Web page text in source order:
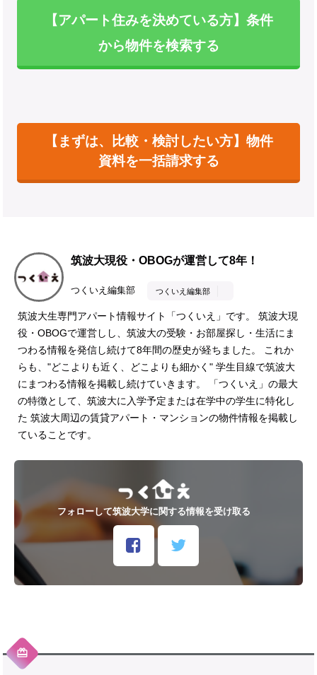
【アパート住みを決めている方】条件
から物件を検索する
【まずは、比較・検討したい方】物件
資料を一括請求する
筑波大現役・OBOGが運営して8年！
つくいえ編集部 つくいえ編集部
筑波大生専門アパート情報サイト「つくいえ」です。 筑波大現
役・OBOGで運営しし、筑波大の受験・お部屋探し・生活にま
つわる情報を発信し続けて8年間の歴史が経ちました。 これか
らも、"どこよりも近く、どこよりも細かく" 学生目線で筑波大
にまつわる情報を掲載し続けていきます。 「つくいえ」の最大
の特徴として、筑波大に入学予定または在学中の学生に特化し
た 筑波大周辺の賃貸アパート・マンションの物件情報を掲載し
ていることです。
フォローして筑波大学に関する情報を受け取る